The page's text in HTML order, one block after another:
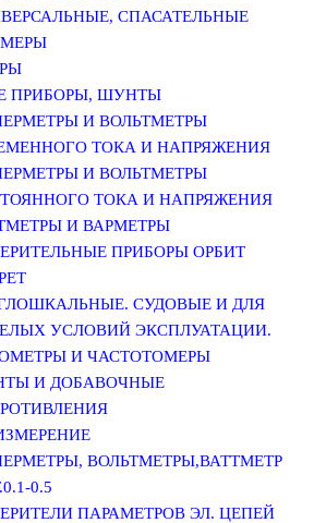
СПАСАТЕЛЬНЫЕ
ПРИБОРЫ, ШУНТЫ
И ВОЛЬТМЕТРЫ
ТОКА И НАПРЯЖЕНИЯ
И ВОЛЬТМЕТРЫ
ТОКА И НАПРЯЖЕНИЯ
И ВАРМЕТРЫ
ПРИБОРЫ ОРБИТ
СУДОВЫЕ И ДЛЯ
УСЛОВИЙ ЭКСПЛУАТАЦИИ.
И ЧАСТОТОМЕРЫ
И ДОБАВОЧНЫЕ
ВОЛЬТМЕТРЫ,ВАТТМЕТР
0.5
ПАРАМЕТРОВ ЭЛ. ЦЕПЕЙ